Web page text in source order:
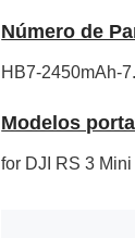
Número de
HB7-2450mAh-
Modelos
for DJI RS 3 Mini